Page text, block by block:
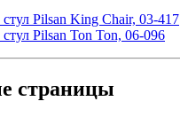
Pilsan King Chair, 03-417
Pilsan Ton Ton, 06-096
страницы